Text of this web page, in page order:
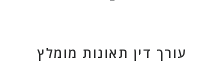
עורך דין תאונות מומלץ